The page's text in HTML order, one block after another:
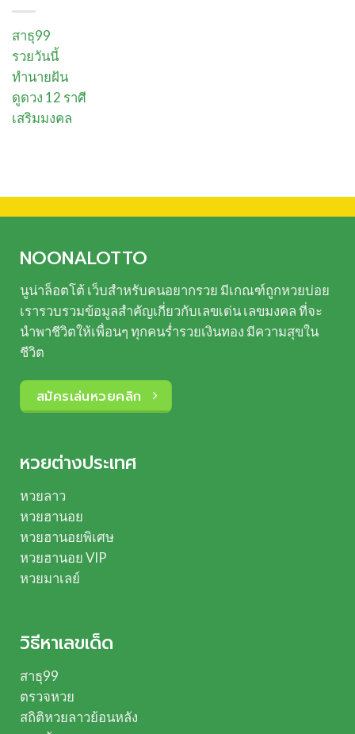
สาธุ99
รวยวันนี้
ทำนายฝัน
ดูดวง 12 ราศี
เสริมมงคล
NOONALOTTO
นูน่าล็อตโต้เว็บสำหรับคนอยากรวย มีเกณฑ์ถูกหวยบ่อย
เรารวบรวมข้อมูลสำคัญเกี่ยวกับเลขเด่น เลขมงคล ที่จะ
นำพาชีวิตให้เพื่อนๆ ทุกคนร่ำรวยเงินทอง มีความสุขใน
ชีวิต
สมัครเล่นหวยคลิก
หวยต่างประเทศ
หวยลาว
หวยฮานอย
หวยฮานอยพิเศษ
หวยฮานอย VIP
หวยมาเลย์
วิธีหาเลขเด็ด
สาธุ99
ตรวจหวย
สถิติหวยลาวย้อนหลัง